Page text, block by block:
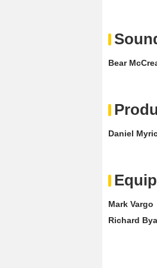
Bear
Daniel
Mark Vargo
Richard